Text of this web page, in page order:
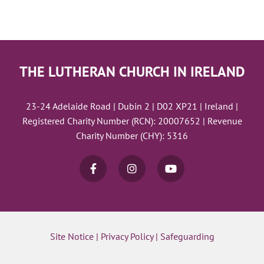
THE LUTHERAN CHURCH IN IRELAND
23-24 Adelaide Road | Dubin 2 | D02 XP21 | Ireland |
Registered Charity Number (RCN): 20007652 | Revenue
Charity Number (CHY): 5316
Site Notice| Privacy Policy| Safeguarding